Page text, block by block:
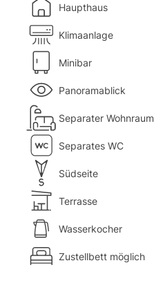
Haupthaus
Klimaanlage
Minibar
Panoramablick
Separater Wohnraum
Separates WC
Südseite
Terrasse
Wasserkocher
Zustellbett möglich